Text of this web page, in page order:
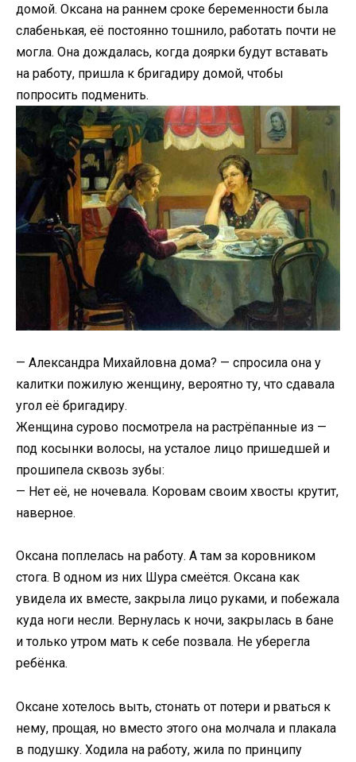
домой. Оксана на раннем сроке беременности была
слабенькая, её постоянно тошнило, работать почти не
могла. Она дождалась, когда доярки будут вставать
на работу, пришла к бригадиру домой, чтобы
попросить подменить.
— Александра Михайловна дома? — спросила она у
калитки пожилую женщину, вероятно ту, что сдавала
угол её бригадиру.
Женщина сурово посмотрела на растрёпанные из —
под косынки волосы, на усталое лицо пришедшей и
прошипела сквозь зубы:
— Нет её, не ночевала. Коровам своим хвосты крутит,
наверное.
Оксана поплелась на работу. А там за коровником
стога. В одном из них Шура смеётся. Оксана как
увидела их вместе, закрыла лицо руками, и побежала
куда ноги несли. Вернулась к ночи, закрылась в бане
и только утром мать к себе позвала. Не уберегла
ребёнка.
Оксане хотелось выть, стонать от потери и рваться к
нему, прощая, но вместо этого она молчала и плакала
в подушку. Ходила на работу, жила по принципу